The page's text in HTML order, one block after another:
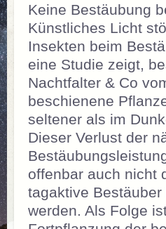
Keine Bestäubung
Künstliches Licht
Insekten beim
eine Studie zeigt,
Nachtfalter & Co
beschienene
seltener als im
Dieser Verlust der
offenbar auch nicht
tagaktive
werden. Als Folge